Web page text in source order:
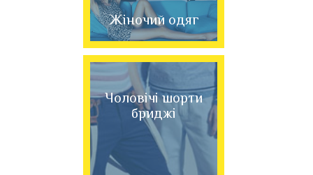
Жіночий одяг
Чоловічі шорти
бриджі